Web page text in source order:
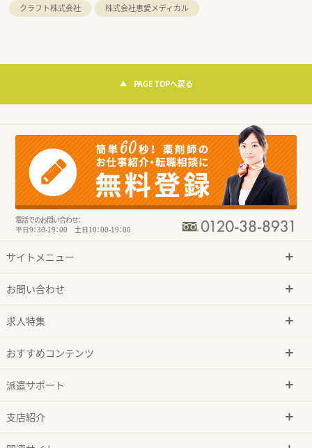
クラフト株式会社
株式会社恵愛メディカル
PAGE TOPへ戻る
電話でのお問い合わせ：
平日9：30-19：00 土日10：00-19：00
サイトメニュー
お問い合わせ
求人特集
おすすめコンテンツ
派遣サポート
支店紹介